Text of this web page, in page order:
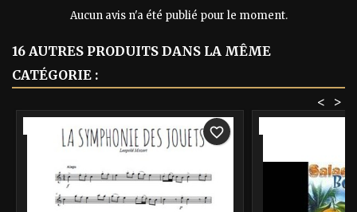
Aucun avis n'a été publié pour le moment.
16 AUTRES PRODUITS DANS LA MÊME
CATÉGORIE :
>
<
favorite_border